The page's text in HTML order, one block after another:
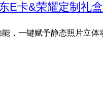
E卡&荣耀定制礼盒